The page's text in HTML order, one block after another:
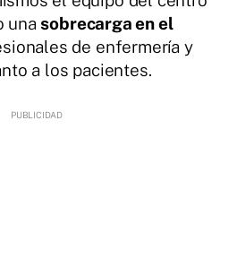
unasobrecarga en el
de enfermería y
a los pacientes.